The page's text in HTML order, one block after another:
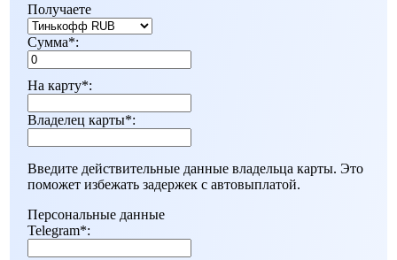
Получаете
Сумма*:
На карту*:
Владелец карты*:
Введите действительные данные владельца карты. Это
поможет избежать задержек с автовыплатой.
Персональные данные
Telegram*: